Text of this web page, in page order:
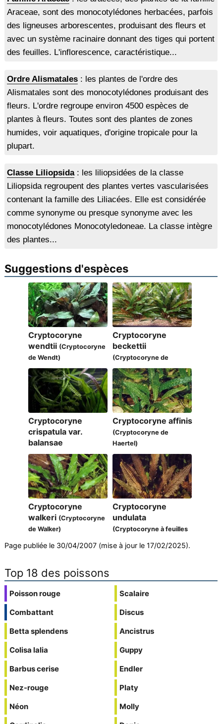
Araceae, sont des monocotylédones herbacées, parfois
des ligneuses arborescentes, produisant des fleurs et
avec un système racinaire donnant des tiges qui portent
des feuilles. L'inflorescence, caractéristique...
Ordre Alismatales: les plantes de l'ordre des
Alismatales sont des monocotylédones produisant des
fleurs. L'ordre regroupe environ 4500 espèces de
plantes à fleurs. Toutes sont des plantes de zones
humides, voir aquatiques, d'origine tropicale pour la
plupart.
Classe Liliopsida: les liliopsidées de la classe
Liliopsida regroupent des plantes vertes vascularisées
contenant la famille des Liliacées. Elle est considérée
comme synonyme ou presque synonyme avec les
monocotylédones Monocotyledoneae. La classe intègre
des plantes...
Suggestions d'espèces
Cryptocoryne
wendtii (Cryptocoryne
de Wendt)
Cryptocoryne
beckettii
(Cryptocoryne de
Beckett)
Cryptocoryne
crispatula var.
balansae
Cryptocoryne affinis
(Cryptocoryne de
Haertel)
Cryptocoryne
walkeri (Cryptocoryne
de Walker)
Cryptocoryne
undulata
(Cryptocoryne à feuilles
Page publiée le 30/04/2007 (mise à jour le 17/02/2025).
Top 18 des poissons
Poisson rouge
Combattant
Betta splendens
Colisa lalia
Barbus cerise
Nez-rouge
Néon
Scalaire
Discus
Ancistrus
Guppy
Endler
Platy
Molly